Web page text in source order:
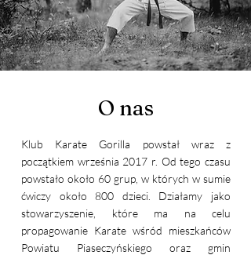
O nas
Klub Karate Gorilla powstał wraz z
początkiem września 2017 r. Od tego czasu
powstało około 60 grup, w których w sumie
ćwiczy około 800 dzieci. Działamy jako
stowarzyszenie, które ma na celu
propagowanie Karate wśród mieszkańców
Powiatu Piaseczyńskiego oraz gmin